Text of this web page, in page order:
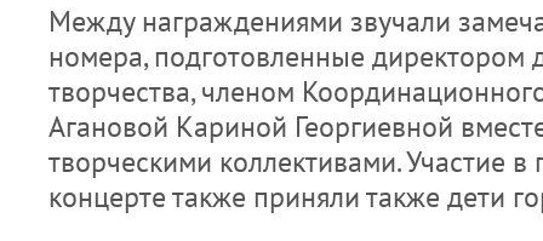
Между награждениями звучали
номера, подготовленные директором
творчества, членом
Агановой Кариной Георгиевной
творческими коллективами. Участие
концерте также приняли также дети